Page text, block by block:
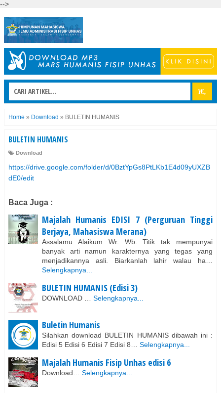
-->
Home » Download » BULETIN HUMANIS
BULETIN HUMANIS
Download
https://drive.google.com/folder/d/0BztYpGs8PtLKb1E4d09yUXZB
dE0/edit
Baca Juga :
Majalah Humanis EDISI 7 (Perguruan Tinggi
Berjaya, Mahasiswa Merana)
Assalamu Alaikum Wr. Wb. Titik tak mempunyai
banyak arti namun karakternya yang tegas yang
menjadikannya asli. Biarkanlah lahir walau ha…
Selengkapnya...
BULETIN HUMANIS (Edisi 3)
DOWNLOAD … Selengkapnya...
Buletin Humanis
Silahkan download BULETIN HUMANIS dibawah ini :
Edisi 5 Edisi 6 Edisi 7 Edisi 8… Selengkapnya...
Majalah Humanis Fisip Unhas edisi 6
Download… Selengkapnya...